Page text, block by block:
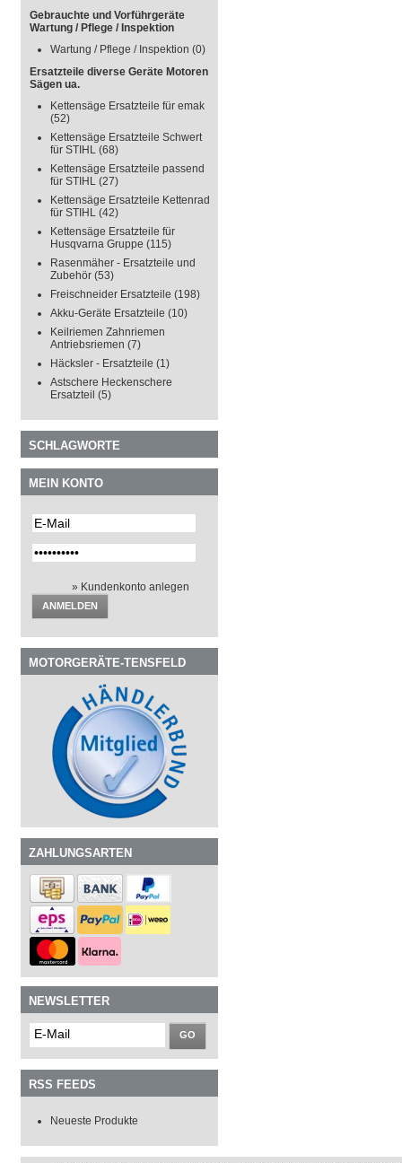
Gebrauchte und Vorführgeräte
Wartung / Pflege / Inspektion
Wartung / Pflege / Inspektion (0)
Ersatzteile diverse Geräte Motoren
Sägen ua.
Kettensäge Ersatzteile für emak
(52)
Kettensäge Ersatzteile Schwert
für STIHL (68)
Kettensäge Ersatzteile passend
für STIHL (27)
Kettensäge Ersatzteile Kettenrad
für STIHL (42)
Kettensäge Ersatzteile für
Husqvarna Gruppe (115)
Rasenmäher - Ersatzteile und
Zubehör (53)
Freischneider Ersatzteile (198)
Akku-Geräte Ersatzteile (10)
Keilriemen Zahnriemen
Antriebsriemen (7)
Häcksler - Ersatzteile (1)
Astschere Heckenschere
Ersatzteil (5)
SCHLAGWORTE
MEIN KONTO
» Kundenkonto anlegen
ANMELDEN
MOTORGERÄTE-TENSFELD
ZAHLUNGSARTEN
NEWSLETTER
GO
RSS FEEDS
Neueste Produkte